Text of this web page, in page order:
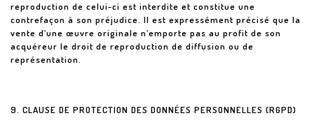
reproduction de celui-ci est interdite et constitue une
contrefaçon à son préjudice. Il est expressément précisé que la
vente d’une œuvre originale n’emporte pas au profit de son
acquéreur le droit de reproduction de diffusion ou de
représentation.
9. CLAUSE DE PROTECTION DES DONNÉES PERSONNELLES (RGPD)